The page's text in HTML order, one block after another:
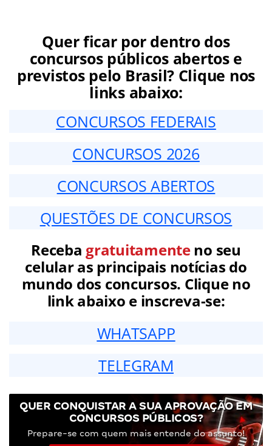
Quer ficar por dentro dos
concursos públicos abertos e
previstos pelo Brasil? Clique nos
links abaixo:
CONCURSOS FEDERAIS
CONCURSOS 2026
CONCURSOS ABERTOS
QUESTÕES DE CONCURSOS
Receba gratuitamenteno seu
celular as principais notícias do
mundo dos concursos. Clique no
link abaixo e inscreva-se:
WHATSAPP
TELEGRAM
QUER CONQUISTAR A SUA APROVAÇÃO EM
CONCURSOS PÚBLICOS?
Prepare-se com quem mais entende do assunto!